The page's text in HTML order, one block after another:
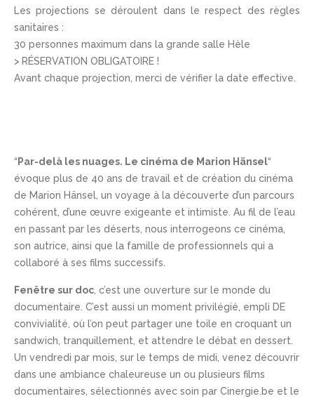
Les projections se déroulent dans le respect des règles
sanitaires :
30 personnes maximum dans la grande salle Hèle
> RÉSERVATION OBLIGATOIRE !
Avant chaque projection, merci de vérifier la date effective.
“ Par-delà les nuages. Le cinéma de Marion Hänsel“
évoque plus de 40 ans de travail et de création du cinéma
de Marion Hänsel, un voyage à la découverte d’un parcours
cohérent, d’une œuvre exigeante et intimiste. Au fil de l’eau
en passant par les déserts, nous interrogeons ce cinéma,
son autrice, ainsi que la famille de professionnels qui a
collaboré à ses films successifs.
Fenêtre sur doc , c’est une ouverture sur le monde du
documentaire. C’est aussi un moment privilégié, empli DE
convivialité, où l’on peut partager une toile en croquant un
sandwich, tranquillement, et attendre le débat en dessert.
Un vendredi par mois, sur le temps de midi, venez découvrir
dans une ambiance chaleureuse un ou plusieurs films
documentaires, sélectionnés avec soin par Cinergie.be et le